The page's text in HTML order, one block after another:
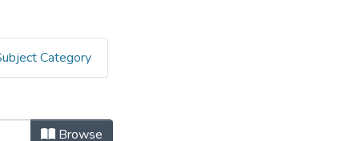
Category
Browse